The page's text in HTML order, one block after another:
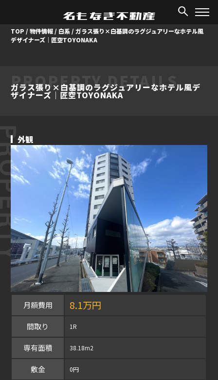
TOP /物件情報 / 白系 /ガラス張り×白基調のラグジュアリーなホテル風
デザイナーズ｜匠空TOYONAKA
PROPERTY DETAILS
ガラス張り×白基調のラグジュアリーなホテル風デ
ザイナーズ｜匠空TOYONAKA
外観
月額費用 8.1万円
間取り 1R
専有面積 38.18m2
敷金 0円